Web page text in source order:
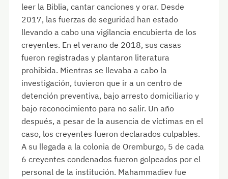
leer la Biblia, cantar canciones y orar. Desde
2017, las fuerzas de seguridad han estado
llevando a cabo una vigilancia encubierta de los
creyentes. En el verano de 2018, sus casas
fueron registradas y plantaron literatura
prohibida. Mientras se llevaba a cabo la
investigación, tuvieron que ir a un centro de
detención preventiva, bajo arresto domiciliario y
bajo reconocimiento para no salir. Un año
después, a pesar de la ausencia de víctimas en el
caso, los creyentes fueron declarados culpables.
A su llegada a la colonia de Oremburgo, 5 de cada
6 creyentes condenados fueron golpeados por el
personal de la institución. Mahammadiev fue